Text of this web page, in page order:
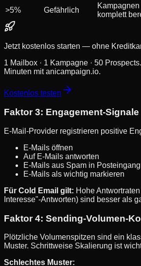
>5%
Gefährlich
komplett
Jetzt kostenlos starten — ohne
1 Mailbox · 1 Kampagne · 50
Minuten mit anicampaign.io.
Kostenlos testen
Faktor 3: Engagement-Signale
E-Mail-Provider registrieren positive
E-Mails öffnen
Auf E-Mails antworten
E-Mails aus Spam in
E-Mails als wichtig markieren
Für Cold Email gilt: Hohe
Interesse"-Antworten) sind besser als
Faktor 4: Sending-Volumen-
Plötzliche Volumenspitzen sind ein
Muster. Schrittweise Skalierung ist
Schlechtes Muster: